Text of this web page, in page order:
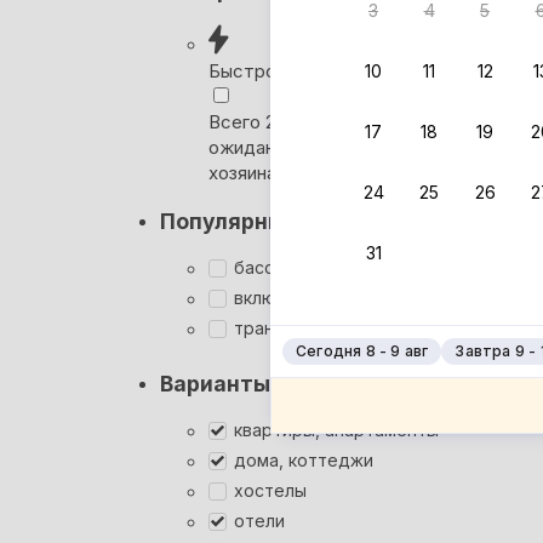
3 4 5
10 11 12
17 18 19
24 25 26
31
Сегодня 8 - 9 авг Завтра 9 -
Быстрое бронирование
Всего 2 минуты, без
ожидания ответа от
хозяина
Популярные фильтры
бассейн
включён завтрак
трансфер
Варианты размещения
квартиры, апартаменты
дома, коттеджи
хостелы
отели
Вернём